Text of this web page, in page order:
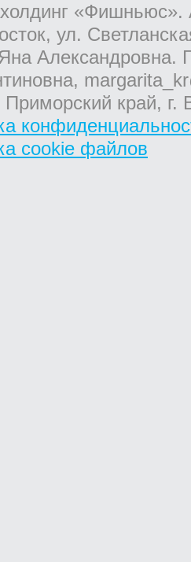
«Фишньюс».
ул.
Александровна.
Приморский край,
cookie файлов